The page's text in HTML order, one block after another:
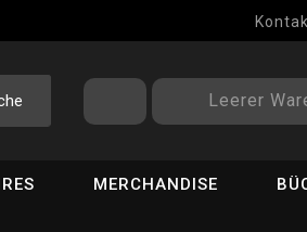
Leerer
MERCHANDISE